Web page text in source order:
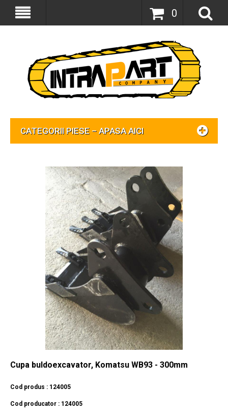
0
CATEGORII PIESE – APASA AICI
Cupa buldoexcavator, Komatsu WB93 - 300mm
Cod produs : 124005
Cod producator : 124005